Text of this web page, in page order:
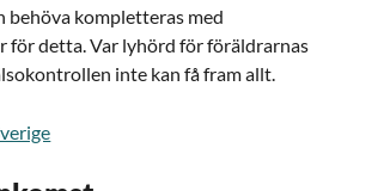
behöva kompletteras med
för detta. Var lyhörd för föräldrarnas
inte kan få fram allt.